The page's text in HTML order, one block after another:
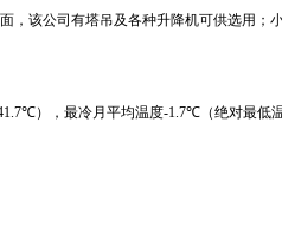
，该公司有塔吊及各种升降机可供选用
），最冷月平均温度-1.7℃（绝对最低